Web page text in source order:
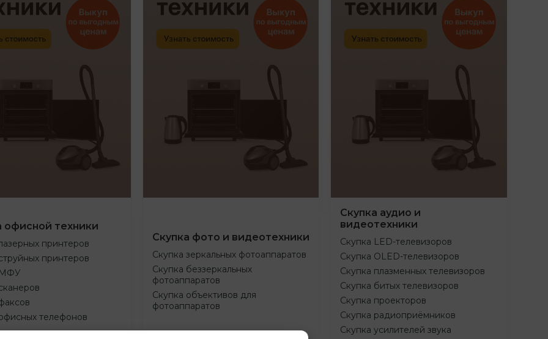
офисной техники
принтеров
принтеров
МФУ
телефонов
Скупка фото и видеотехники
Скупка зеркальных фотоаппаратов
Скупка беззеркальных
фотоаппаратов
Скупка объективов для
фотоаппаратов
Скупка аудио и
видеотехники
Скупка LED-телевизоров
Скупка OLED-телевизоров
Скупка плазменных телевизоров
Скупка битых телевизоров
Скупка проекторов
Скупка радиоприёмников
Скупка усилителей звука